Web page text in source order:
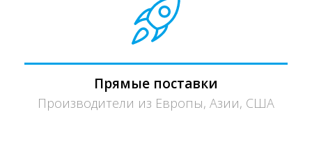
Прямые поставки
Производители из Европы, Азии, США